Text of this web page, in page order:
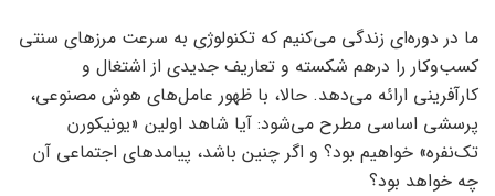
ما در دوره‌ای زندگی می‌کنیم که تکنولوژی به سرعت مرزهای سنتی
کسب‌وکار را درهم شکسته و تعاریف جدیدی از اشتغال و
کارآفرینی ارائه می‌دهد. حالا، با ظهور عامل‌های هوش مصنوعی،
پرسشی اساسی مطرح می‌شود: آیا شاهد اولین «یونیکورن
تک‌نفره» خواهیم بود؟ و اگر چنین باشد، پیامدهای اجتماعی آن
چه خواهد بود؟